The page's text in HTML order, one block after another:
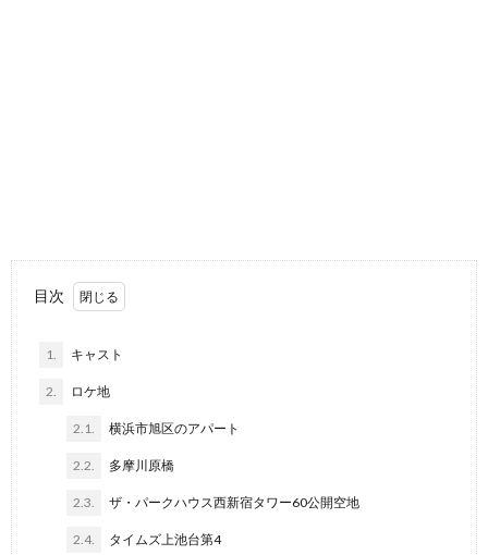
目次
1. キャスト
2. ロケ地
2.1. 横浜市旭区のアパート
2.2. 多摩川原橋
2.3. ザ・パークハウス西新宿タワー60公開空地
2.4. タイムズ上池台第4